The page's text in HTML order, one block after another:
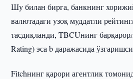
Шу билан бирга, банкнинг
валютадаги узоқ муддатли
тасдиқланди, TBCUнинг
Rating) эса b даражасида
Fitchнинг қарори агентлик